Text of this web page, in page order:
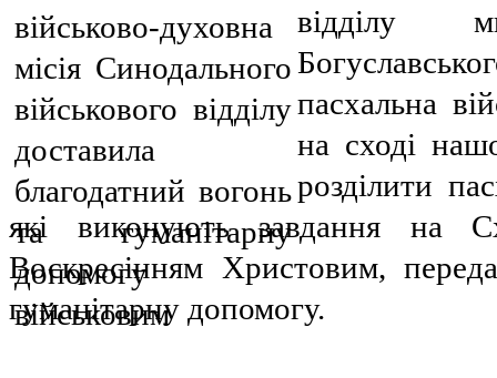
відділу
пасхальна
на сході
розділити
які виконують завдання на
Воскресінням Христовим,
гуманітарну допомогу.